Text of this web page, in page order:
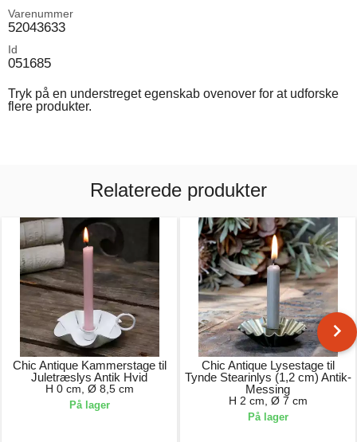
Varenummer
52043633
Id
051685
Tryk på en understreget egenskab ovenover for at udforske
flere produkter.
Relaterede produkter
Chic Antique Kammerstage til
Juletræslys Antik Hvid
H 0 cm, Ø 8,5 cm
På lager
Chic Antique Lysestage til
Tynde Stearinlys (1,2 cm) Antik-
Messing
H 2 cm, Ø 7 cm
På lager